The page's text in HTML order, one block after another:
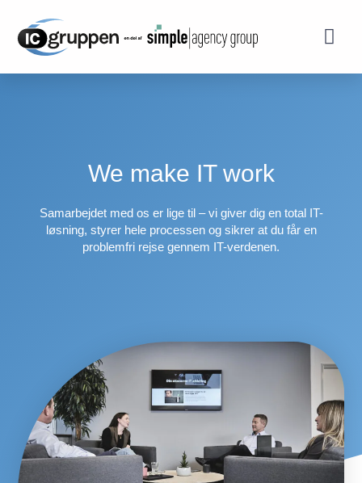
We make IT work
Samarbejdet med os er lige til – vi giver dig en total IT-
løsning, styrer hele processen og sikrer at du får en
problemfri rejse gennem IT-verdenen.